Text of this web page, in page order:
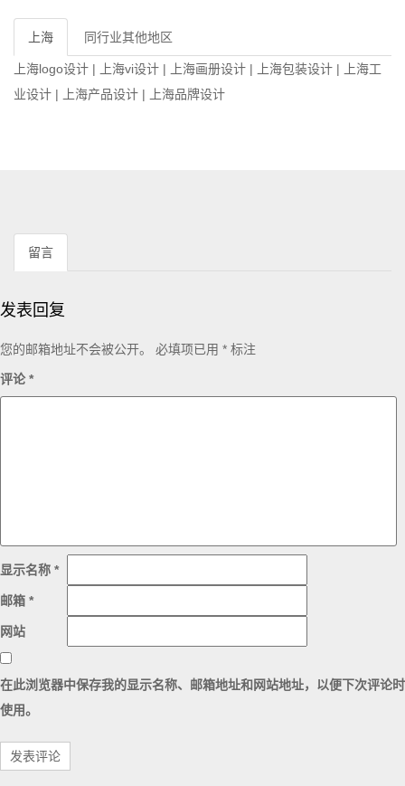
上海 同行业其他地区
上海logo设计 | 上海vi设计 | 上海画册设计 | 上海包装设计 |
上海工
业设计 | 上海产品设计 | 上海品牌设计
留言
发表回复
您的邮箱地址不会被公开。 必填项已用 * 标注
评论*
显示名称 *
邮箱 *
网站
在此浏览器中保存我的显示名称、邮箱地址和网站地址，以便下次评论时
使用。